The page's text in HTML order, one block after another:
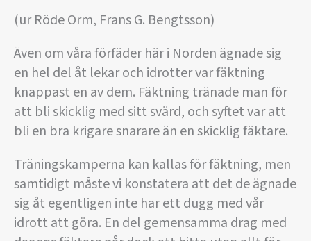
(ur Röde Orm, Frans G. Bengtsson)
Även om våra förfäder här i Norden ägnade sig
en hel del åt lekar och idrotter var fäktning
knappast en av dem. Fäktning tränade man för
att bli skicklig med sitt svärd, och syftet var att
bli en bra krigare snarare än en skicklig fäktare.
Träningskamperna kan kallas för fäktning, men
samtidigt måste vi konstatera att det de ägnade
sig åt egentligen inte har ett dugg med vår
idrott att göra. En del gemensamma drag med